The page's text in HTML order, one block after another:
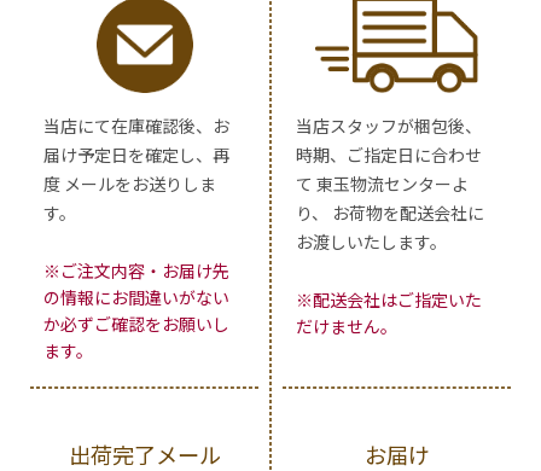
当店にて在庫確認後、お
届け予定日を確定し、再
度 メールをお送りしま
す。
※ご注文内容・お届け先
の情報にお間違いがない
か必ずご確認をお願いし
ます。
当店スタッフが梱包後、
時期、ご指定日に合わせ
て 東玉物流センターよ
り、 お荷物を配送会社に
お渡しいたします。
※配送会社はご指定いた
だけません。
出荷完了メール お届け